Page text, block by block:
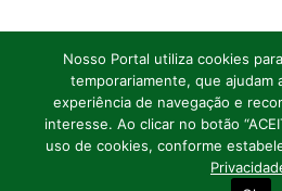
Nosso Portal utiliza cookies
temporariamente, que ajudam
experiência de navegação e
interesse. Ao clicar no botão
uso de cookies, conforme